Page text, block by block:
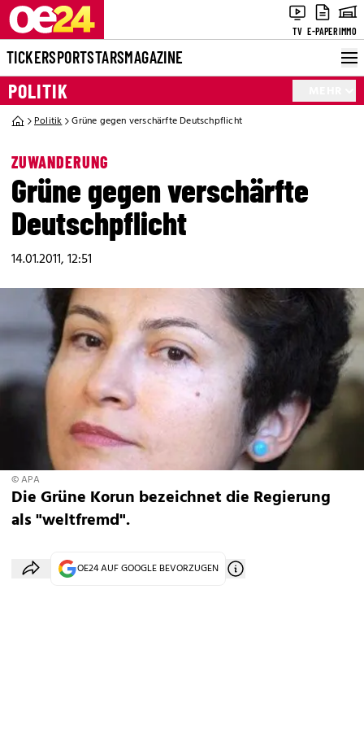
TV E-PAPERIMMO
TICKERSPORTSTARSMAGAZINE
POLITIK
Politik Grüne gegen verschärfte Deutschpflicht
ZUWANDERUNG
Grüne gegen verschärfte
Deutschpflicht
14.01.2011, 12:51
© APA
Die Grüne Korun bezeichnet die Regierung
als "weltfremd".
OE24 AUF GOOGLE BEVORZUGEN